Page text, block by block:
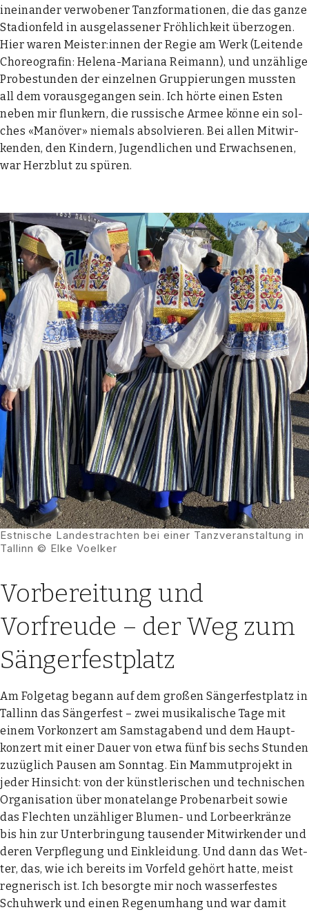
inein­an­der ver­wo­be­ner Tanz­for­ma­tio­nen, die das gan­ze
Sta­di­on­feld in aus­ge­las­se­ner Fröh­lich­keit über­zo­gen.
Hier waren Meister:innen der Regie am Werk (Lei­ten­de
Cho­reo­gra­fin: Hele­na-Maria­na Rei­mann), und unzäh­li­ge
Pro­be­stun­den der ein­zel­nen Grup­pie­run­gen muss­ten
all dem vor­aus­ge­gan­gen sein. Ich hör­te einen Esten
neben mir flun­kern, die rus­si­sche Armee kön­ne ein sol­
ches «Manö­ver» nie­mals absol­vie­ren. Bei allen Mit­wir­
ken­den, den Kin­dern, Jugend­li­chen und Erwach­se­nen,
war Herz­blut zu spü­ren.
Est­ni­sche Lan­des­trach­ten bei einer Tanz­ver­an­stal­tung in
Tal­linn © Elke Voel­ker
Vorbereitung und
Vorfreude – der Weg zum
Sängerfestplatz
Am Fol­ge­tag begann auf dem gro­ßen Sän­ger­fest­platz in
Tal­linn das Sän­ger­fest – zwei musi­ka­li­sche Tage mit
einem Vor­kon­zert am Sams­tag­abend und dem Haupt­
kon­zert mit einer Dau­er von etwa fünf bis sechs Stun­den
zuzüg­lich Pau­sen am Sonn­tag. Ein Mam­mut­pro­jekt in
jeder Hin­sicht: von der künst­le­ri­schen und tech­ni­schen
Orga­ni­sa­ti­on über mona­te­lan­ge Pro­ben­ar­beit sowie
das Flech­ten unzäh­li­ger Blu­men- und Lor­beer­krän­ze
bis hin zur Unter­brin­gung tau­sen­der Mit­wir­ken­der und
deren Ver­pfle­gung und Ein­klei­dung. Und dann das Wet­
ter, das, wie ich bereits im Vor­feld gehört hat­te, meist
reg­ne­risch ist. Ich besorg­te mir noch was­ser­fes­tes
Schuh­werk und einen Regen­um­hang und war damit